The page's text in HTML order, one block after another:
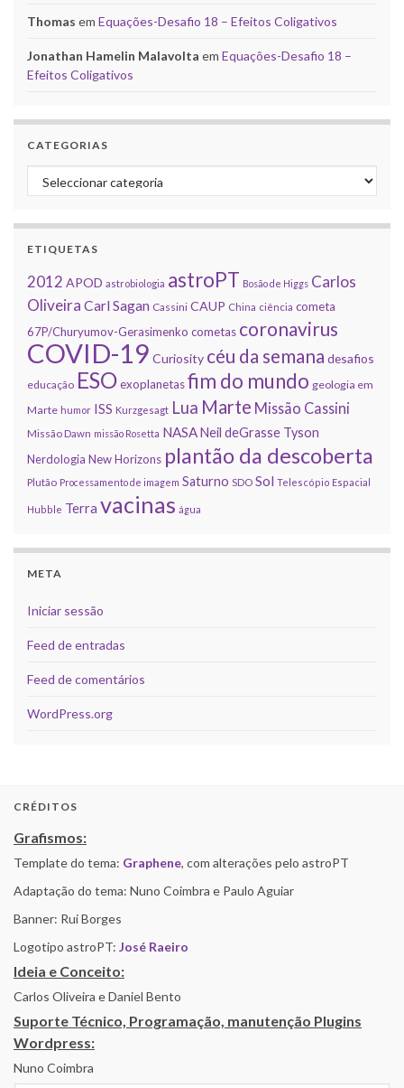
Thomas em Equações-Desafio 18 – Efeitos Coligativos
Jonathan Hamelin Malavolta em Equações-Desafio 18 –
Efeitos Coligativos
CATEGORIAS
Categorias
ETIQUETAS
2012 APOD astrobiologia astroPT Bosão de Higgs Carlos
Oliveira Carl Sagan Cassini CAUP China ciência cometa
67P/Churyumov-Gerasimenko cometas coronavirus
COVID-19 Curiosity céu da semana desafios
educação ESOexoplanetasfim do mundo geologia em
Marte humor ISS Kurzgesagt Lua Marte Missão Cassini
Missão Dawn missão Rosetta NASANeil deGrasse Tyson
Nerdologia New Horizons plantão da descoberta
Plutão Processamento de imagem Saturno SDO Sol Telescópio Espacial
Hubble Terra vacinas água
META
Iniciar sessão
Feed de entradas
Feed de comentários
WordPress.org
CRÉDITOS
Grafismos:
Template do tema: Graphene, com alterações pelo astroPT
Adaptação do tema: Nuno Coimbra e Paulo Aguiar
Banner: Rui Borges
Logotipo astroPT: José Raeiro
Ideia e Conceito:
Carlos Oliveira e Daniel Bento
Suporte Técnico, Programação, manutenção Plugins
Wordpress:
Nuno Coimbra